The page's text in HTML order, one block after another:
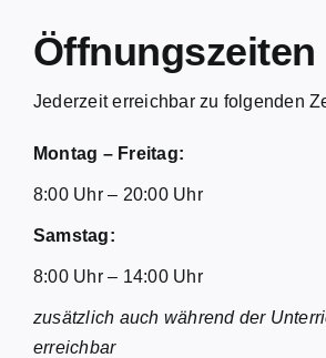
Öffnungszeiten
Jederzeit erreichbar zu folgenden
Montag – Freitag:
8:00 Uhr – 20:00 Uhr
Samstag:
8:00 Uhr – 14:00 Uhr
zusätzlich auch während der
erreichbar